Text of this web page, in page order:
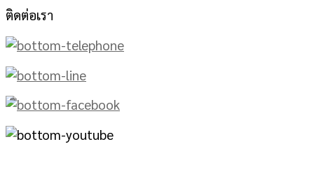
ติดต่อเรา